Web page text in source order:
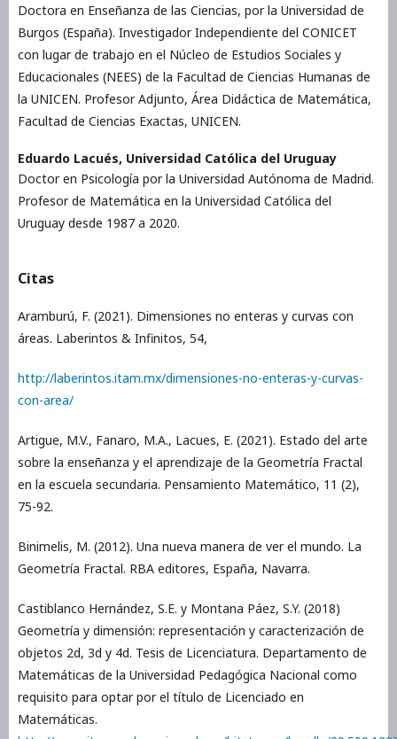
Doctora en Enseñanza de las Ciencias, por la Universidad de
Burgos (España). Investigador Independiente del CONICET
con lugar de trabajo en el Núcleo de Estudios Sociales y
Educacionales (NEES) de la Facultad de Ciencias Humanas de
la UNICEN. Profesor Adjunto, Área Didáctica de Matemática,
Facultad de Ciencias Exactas, UNICEN.
Eduardo Lacués, Universidad Católica del Uruguay
Doctor en Psicología por la Universidad Autónoma de Madrid.
Profesor de Matemática en la Universidad Católica del
Uruguay desde 1987 a 2020.
Citas
Aramburú, F. (2021). Dimensiones no enteras y curvas con
áreas. Laberintos & Infinitos, 54,
http://laberintos.itam.mx/dimensiones-no-enteras-y-curvas-
con-area/
Artigue, M.V., Fanaro, M.A., Lacues, E. (2021). Estado del arte
sobre la enseñanza y el aprendizaje de la Geometría Fractal
en la escuela secundaria. Pensamiento Matemático, 11 (2),
75-92.
Binimelis, M. (2012). Una nueva manera de ver el mundo. La
Geometría Fractal. RBA editores, España, Navarra.
Castiblanco Hernández, S.E. y Montana Páez, S.Y. (2018)
Geometría y dimensión: representación y caracterización de
objetos 2d, 3d y 4d. Tesis de Licenciatura. Departamento de
Matemáticas de la Universidad Pedagógica Nacional como
requisito para optar por el título de Licenciado en
Matemáticas.